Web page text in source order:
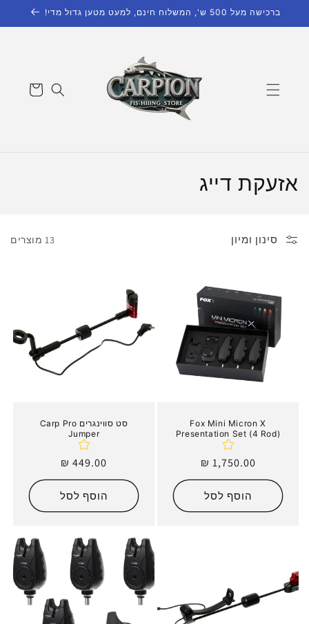
דילוג
ברכישה מעל 500 ש', המשלוח חינם, למעט מטען גדול מדי!
קניות
ק
ל
אזעקת דייג
סינון ומיון 13 מוצרים
Fox Mini Micron X
Presentation Set (4 Rod)
מחיר
רגיל
1,750.00 ₪
הוסף לסל
סט סווינגרים Carp Pro
Jumper
מחיר
רגיל
449.00 ₪
הוסף לסל